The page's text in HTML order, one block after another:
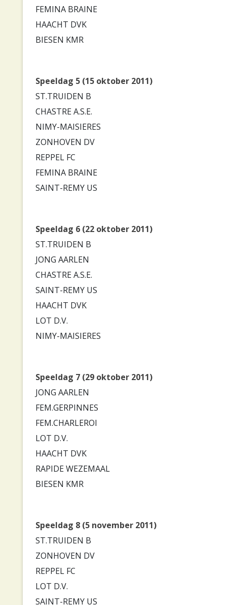
FEMINA BRAINE
HAACHT DVK
BIESEN KMR
Speeldag 5 (15 oktober 2011)
ST.TRUIDEN B
CHASTRE A.S.E.
NIMY-MAISIERES
ZONHOVEN DV
REPPEL FC
FEMINA BRAINE
SAINT-REMY US
Speeldag 6 (22 oktober 2011)
ST.TRUIDEN B
JONG AARLEN
CHASTRE A.S.E.
SAINT-REMY US
HAACHT DVK
LOT D.V.
NIMY-MAISIERES
Speeldag 7 (29 oktober 2011)
JONG AARLEN
FEM.GERPINNES
FEM.CHARLEROI
LOT D.V.
HAACHT DVK
RAPIDE WEZEMAAL
BIESEN KMR
Speeldag 8 (5 november 2011)
ST.TRUIDEN B
ZONHOVEN DV
REPPEL FC
LOT D.V.
SAINT-REMY US